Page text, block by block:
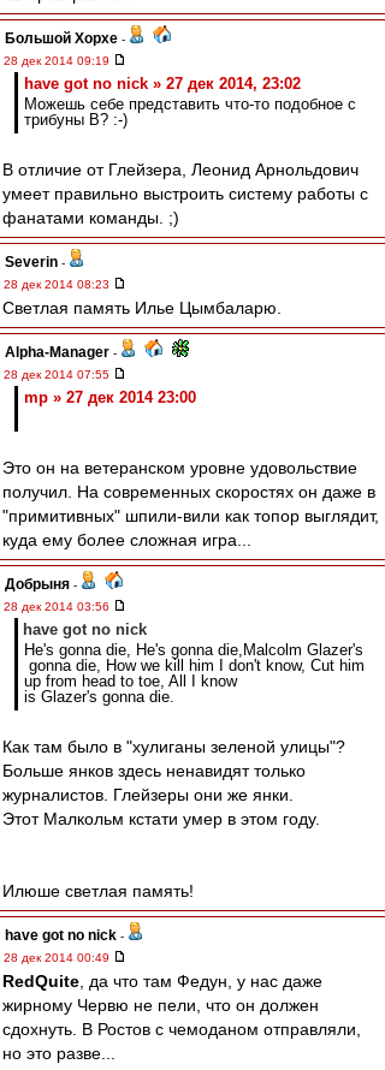
Большой Хорхе -
28 дек 2014 09:19
have got no nick » 27 дек 2014, 23:02
Можешь себе представить что-то подобное с
трибуны В? :-)
В отличие от Глейзера, Леонид Арнольдович
умеет правильно выстроить систему работы с
фанатами команды. ;)
Severin -
28 дек 2014 08:23
Светлая память Илье Цымбаларю.
Alpha-Manager -
28 дек 2014 07:55
mp » 27 дек 2014 23:00
Это он на ветеранском уровне удовольствие
получил. На современных скоростях он даже в
"примитивных" шпили-вили как топор выглядит,
куда ему более сложная игра...
Добрыня -
28 дек 2014 03:56
have got no nick
He's gonna die, He's gonna die,Malcolm Glazer's
gonna die, How we kill him I don't know, Cut him
up from head to toe, All I know
is Glazer's gonna die.
Как там было в "хулиганы зеленой улицы"?
Больше янков здесь ненавидят только
журналистов. Глейзеры они же янки.
Этот Малкольм кстати умер в этом году.
Илюше светлая память!
have got no nick -
28 дек 2014 00:49
RedQuite , да что там Федун, у нас даже
жирному Червю не пели, что он должен
сдохнуть. В Ростов с чемоданом отправляли,
но это разве...